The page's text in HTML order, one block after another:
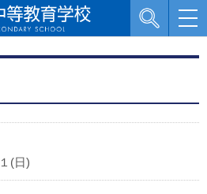
(日)